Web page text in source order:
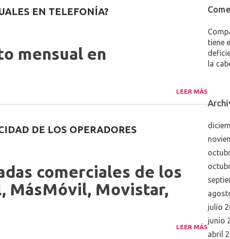
EN TELEFONÍA?
mensual en
LEER MÁS
DE LOS OPERADORES
comerciales de los
MásMóvil, Movistar,
LEER MÁS
tiene
la
julio
junio
abril